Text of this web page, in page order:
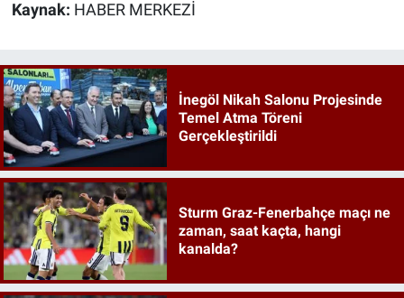
Kaynak: HABER MERKEZİ
İnegöl Nikah Salonu Projesinde
Temel Atma Töreni
Gerçekleştirildi
Sturm Graz-Fenerbahçe maçı ne
zaman, saat kaçta, hangi
kanalda?